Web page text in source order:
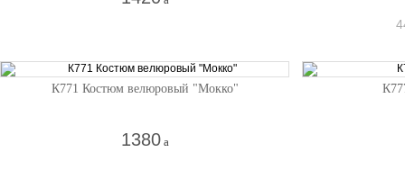
К771 Костюм велюровый "Мокко"
1380 a